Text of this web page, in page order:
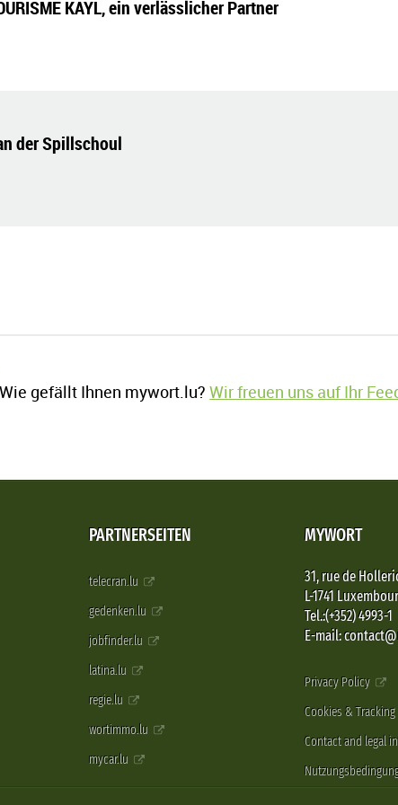
KAYL, ein verlässlicher Partner
der Spillschoul
Wie gefällt Ihnen mywort.lu?Wir freuen uns auf Ihr
PARTNERSEITEN
telecran.lu
gedenken.lu
jobfinder.lu
latina.lu
regie.lu
wortimmo.lu
mycar.lu
MYWORT
31, rue de
L-1741
Tel.:(+352) 4993-1
E-mail:
Privacy Policy
Cookies & Tracking
Contact and legal